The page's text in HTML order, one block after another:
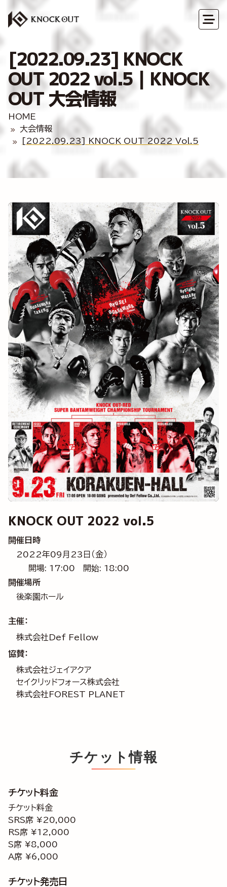
[2022.09.23] KNOCK
OUT 2022 vol.5｜KNOCK
OUT 大会情報
HOME
大会情報
[2022.09.23] KNOCK OUT 2022 Vol.5
KNOCK OUT 2022 vol.5
開催日時
2022年09月23日（金）
開場: 17:00
開始: 18:00
開催場所
後楽園ホール
主催：
株式会社Def Fellow
協賛：
株式会社ジェイアクア
セイクリッドフォース株式会社
株式会社FOREST PLANET
チケット情報
チケット料金
チケット料金
SRS席 ¥20,000
RS席 ¥12,000
S席 ¥8,000
A席 ¥6,000
チケット発売日